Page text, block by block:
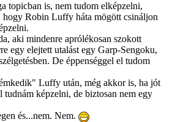
topicban is, nem tudom elképzelni,
hogy Robin Luffy háta mögött csináljon
aki mindenre aprólékosan szokott
egy elejtett utalást egy Garp-Sengoku,
De éppenséggel el tudom
Luffy után, még akkor is, ha jót
tudnám képzelni, de biztosan nem egy
és...nem. Nem.